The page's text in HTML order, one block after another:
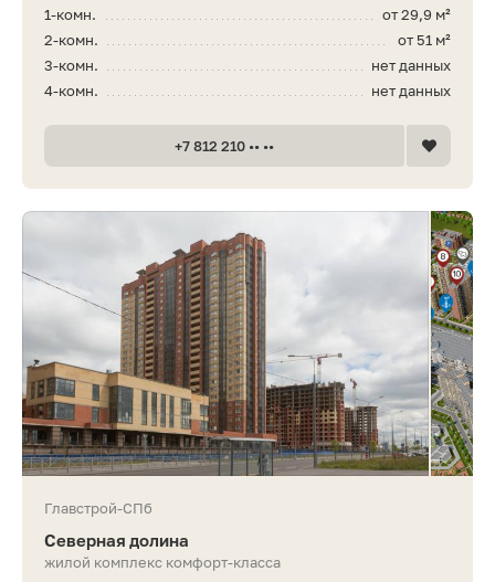
от 29,9 м²
1-комн.
от 51 м²
2-комн.
нет данных
3-комн.
нет данных
4-комн.
+7 812 210 •• ••
Главстрой-СПб
Северная долина
жилой комплекс комфорт-класса